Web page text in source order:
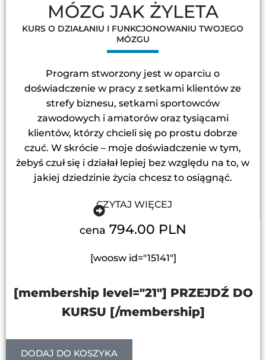
MÓZG JAK ŻYLETA
KURS O DZIAŁANIU I FUNKCJONOWANIU TWOJEGO
MÓZGU
Program stworzony jest w oparciu o
doświadczenie w pracy z setkami klientów ze
strefy biznesu, setkami sportowców
zawodowych i amatorów oraz tysiącami
klientów, którzy chcieli się po prostu dobrze
czuć. W skrócie – moje doświadczenie w tym,
żebyś czuł się i działał lepiej bez względu na to, w
jakiej dziedzinie życia chcesz to osiągnąć.
CZYTAJ WIĘCEJ
cena 794.00 PLN
[woosw id="15141"]
[membership level="21"] PRZEJDŹ DO
KURSU [/membership]
DODAJ DO KOSZYKA